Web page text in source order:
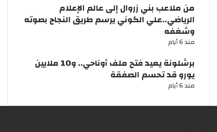
من ملاعب بني زروال إلى عالم الإعلام
الرياضي..علي الكوني يرسم طريق النجاح بصوته
وشغفه
مند 6 أيام
برشلونة يعيد فتح ملف أوناحي.. و10 ملايين
يورو قد تحسم الصفقة
مند 6 أيام